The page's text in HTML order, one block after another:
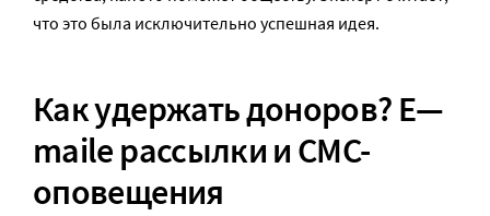
что это была исключительно успешная идея.
Как удержать доноров? E—
maile рассылки и СМС-
оповещения